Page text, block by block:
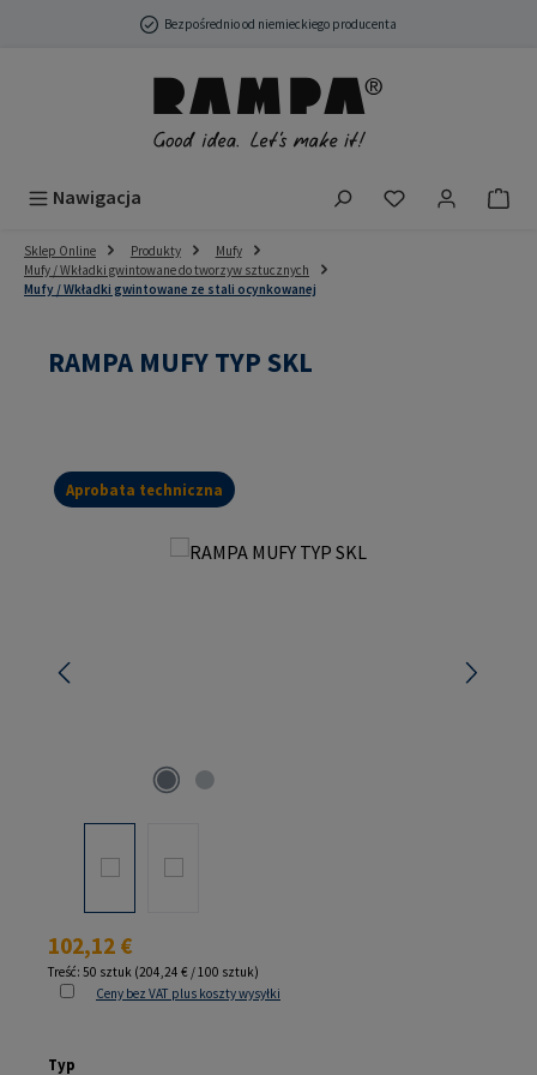
Przejdź do głównej zawartościBezpośrednio od niemieckiego producenta
Nawigacja Masz 0
Sklep Online Produkty
Mufy
Mufy / Wkładki gwintowane do tworzyw sztucznych
Mufy / Wkładki gwintowane ze stali ocynkowanej
RAMPA MUFY TYP SKL
Aprobata techniczna
Pomiń galerię zdjęć
Cena regularna:
102,12 €
Treść: 50 sztuk (204,24 € / 100 sztuk)
Ceny bez VAT plus koszty wysyłki
Wybierz
Typ